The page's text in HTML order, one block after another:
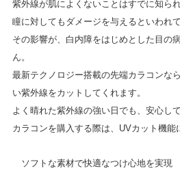
紫外線が肌によくないことはすでに知ら
瞳に対してもダメージを与えるといわれて
その影響が、白内障をはじめとした目の
ん。
最新テクノロジー搭載の先端カラコンな
い紫外線をカットしてくれます。
よく晴れた紫外線の強い日でも、安心し
カラコンを購入する際は、UVカット機能
ソフトな素材で快適なつけ心地を実現